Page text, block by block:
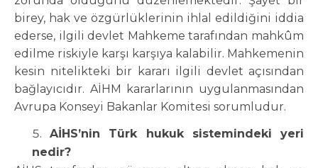
birey, hak ve özgürlüklerinin ihlal edildiğini iddia
ederse, ilgili devlet Mahkeme tarafından mahkûm
edilme riskiyle karşı karşıya kalabilir. Mahkemenin
kesin nitelikteki bir kararı ilgili devlet açısından
bağlayıcıdır. AİHM kararlarının uygulanmasından
Avrupa Konseyi Bakanlar Komitesi sorumludur.
AİHS’nin Türk hukuk sistemindeki yeri
nedir?